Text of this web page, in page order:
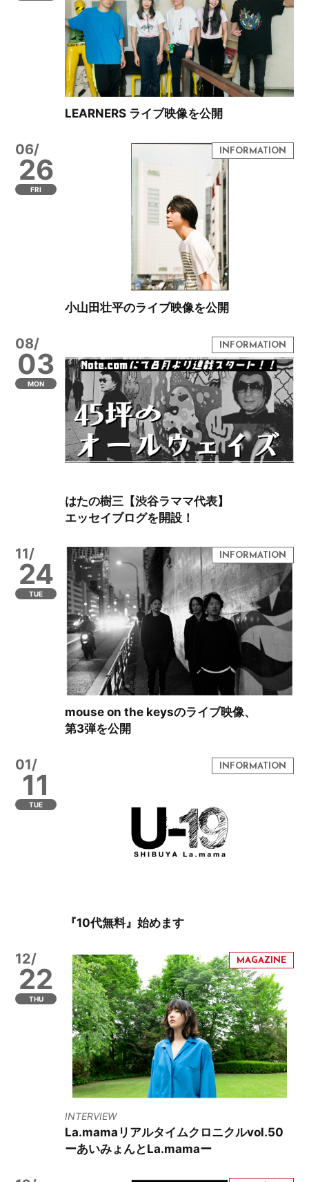
LEARNERS ライブ映像を公開
06/
26
FRI
小山田壮平のライブ映像を公開
08/
03
MON
はたの樹三【渋谷ラママ代表】
エッセイブログを開設！
11/
24
TUE
mouse on the keysのライブ映像、
第3弾を公開
01/
11
TUE
『10代無料』始めます
12/
22
THU
INTERVIEW
La.mamaリアルタイムクロニクルvol.50
ーあいみょんとLa.mamaー